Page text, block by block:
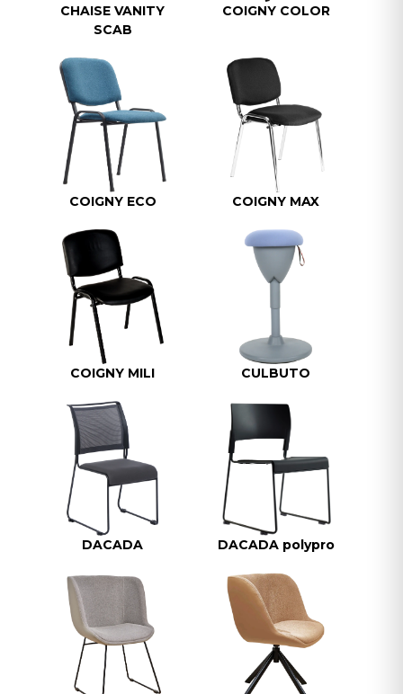
CHAISE VANITY
SCAB
COIGNY COLOR
COIGNY ECO COIGNY MAX
COIGNY MILI CULBUTO
DACADA DACADA polypro